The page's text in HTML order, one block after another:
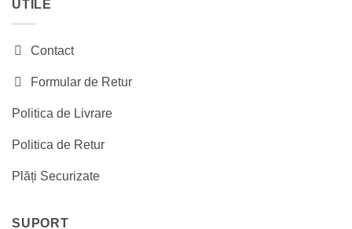
UTILE
Contact
Formular de Retur
Politica de Livrare
Politica de Retur
Plăți Securizate
SUPORT